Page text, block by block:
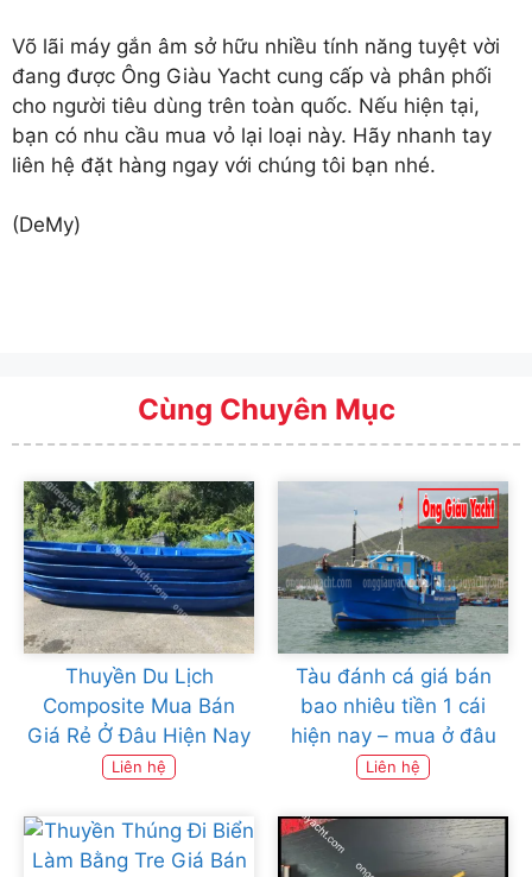
Võ lãi máy gắn âm sở hữu nhiều tính năng tuyệt vời
đang được Ông Giàu Yacht cung cấp và phân phối
cho người tiêu dùng trên toàn quốc. Nếu hiện tại,
bạn có nhu cầu mua vỏ lại loại này. Hãy nhanh tay
liên hệ đặt hàng ngay với chúng tôi bạn nhé.
(DeMy)
Cùng Chuyên Mục
Thuyền Du Lịch
Composite Mua Bán
Giá Rẻ Ở Đâu Hiện Nay
Liên hệ
Tàu đánh cá giá bán
bao nhiêu tiền 1 cái
hiện nay – mua ở đâu
Liên hệ